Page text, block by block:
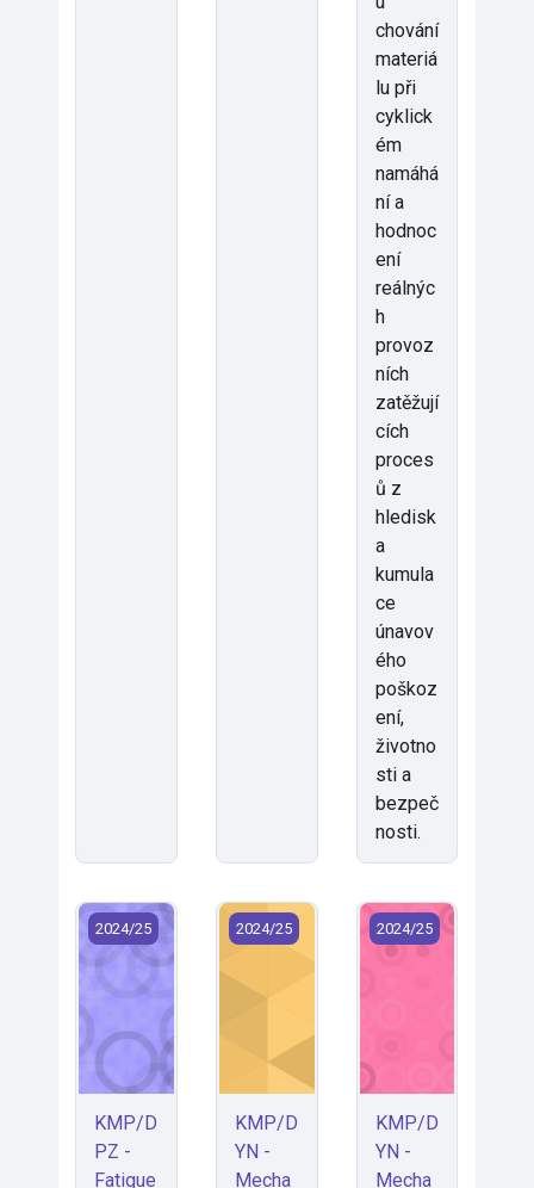
chování
materiá
lu při
cyklick
ém
namáhá
ní a
hodnoc
ení
reálnýc
h
provoz
ních
zatěžují
cích
proces
ů z
hledisk
a
kumula
ce
únavov
ého
poškoz
ení,
životno
sti a
bezpeč
nosti.
KMP/DPZ - Fatigue of Structures and Materials
2024/25
KMP/D
PZ -
Fatigue
KMP/DYN - Mechanika III
2024/25
KMP/D
YN -
Mecha
KMP/DYN -
2024/25
KMP/D
YN -
Mecha